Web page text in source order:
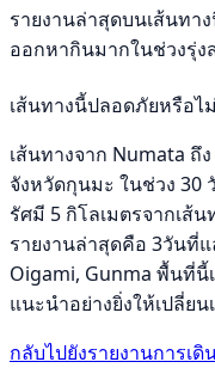
รายงานล่าสุดบนเส้นทา
ออกหากินมากในช่วงรุ่ง
เส้นทางนี้ปลอดภัยหรือไ
เส้นทางจาก Numata ถึ
จังหวัดกุนมะ ในช่วง 30
รัศมี 5 กิโลเมตรจากเส้
รายงานล่าสุดคือ 3วันที่
Oigami, Gunma พื้นที่
แนะนำอย่างยิ่งให้เปลี่ย
กลับไปยังรายงานการเดิ